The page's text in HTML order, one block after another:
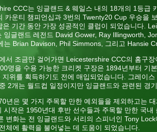
CCC는 잉글랜드 & 웨일스 내의 18개의 1등급
카운티 챔피언십과 3번의 Twenty20 Cup 우승을
기간 동안 가장 성공적인 클럽이 되었습니다.
잉글랜드 레전드 David Gower, Ray Illingworth,
는 Brian Davison, Phil Simmons, 그리고 Hansie
서 조금만 걸어가면 Leicestershire CCC의 홈구장
명을 수용 가능한 크리켓 구장은 1894년부터 기
위를 획득하기도 전에 매입되었습니다. 그레이스
2개는 월드컵 일정이지만 잉글랜드와 관련된 경
년은 몇 가지 주목할 만한 예외들을 제외하고는
시작은 1950년대 후반 선수들과 주목할 만한 국내
변화는 전 잉글랜드와 서리의 스피너인 Tony
체에 활력을 불어넣는 데 도움이 되었습니다.